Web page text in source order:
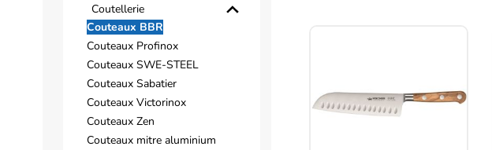
Coutellerie
Couteaux BBR
Couteaux Profinox
Couteaux SWE-STEEL
Couteaux Sabatier
Couteaux Victorinox
Couteaux Zen
Couteaux mitre aluminium